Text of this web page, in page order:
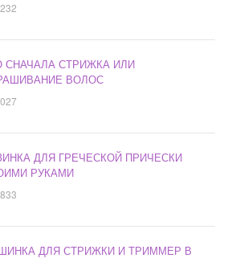
СНАЧАЛА СТРИЖКА ИЛИ
ВОЛОС
ДЛЯ ГРЕЧЕСКОЙ ПРИЧЕСКИ
РУКАМИ
ДЛЯ СТРИЖКИ И ТРИММЕР В